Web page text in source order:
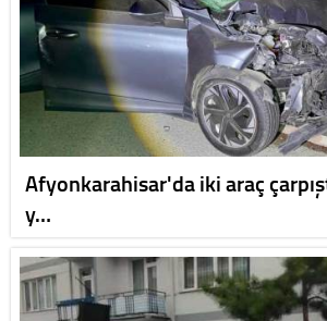
Afyonkarahisar'da iki araç
y…